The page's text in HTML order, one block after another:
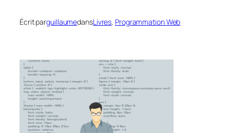
Écrit parguillaumedansLivres, Programmation Web